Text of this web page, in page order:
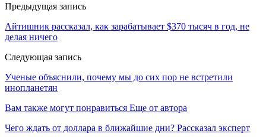
Предыдущая запись
Айтишник рассказал, как зарабатывает $370 тысяч в год, не
делая ничего
Следующая запись
Ученые объяснили, почему мы до сих пор не встретили
инопланетян
Вам также могут понравиться Еще от автора
Чего ждать от доллара в ближайшие дни? Рассказал эксперт